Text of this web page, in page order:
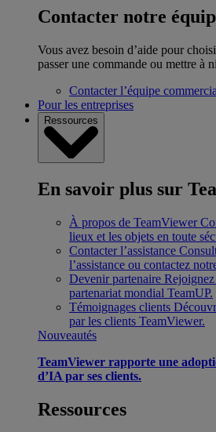
Contacter notre
Vous avez besoin d’aide pour
passer une commande ou mettre à
Contacter l’équipe
Pour les entreprises
Ressources
En savoir plus sur
À propos de TeamViewer
lieux et les objets en toute
Contacter l’assistance
l’assistance ou contactez
Devenir partenaire
partenariat mondial TeamUP.
Témoignages clients
par les clients TeamViewer.
Nouveautés
TeamViewer rapporte une
d’IA par ses clients.
Ressources